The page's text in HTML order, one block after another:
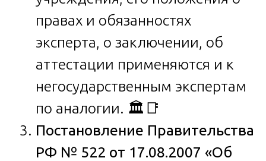
правах и обязанностях
эксперта, о заключении, об
аттестации применяются и к
негосударственным экспертам
по аналогии. 🏛️📑
Постановление Правительства
РФ № 522 от 17.08.2007 «Об